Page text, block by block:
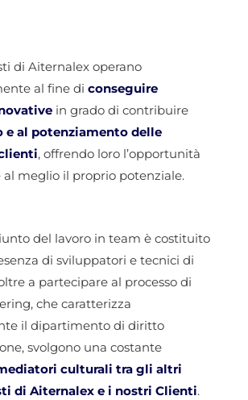
di Aiternalex operano
al fine di conseguire
in grado di contribuire
e al potenziamento delle
, offrendo loro l’opportunità
meglio il proprio potenziale.
del lavoro in team è costituito
di sviluppatori e tecnici di
a partecipare al processo di
che caratterizza
il dipartimento di diritto
svolgono una costante
culturali tra gli altri
di Aiternalex e i nostri Clienti.